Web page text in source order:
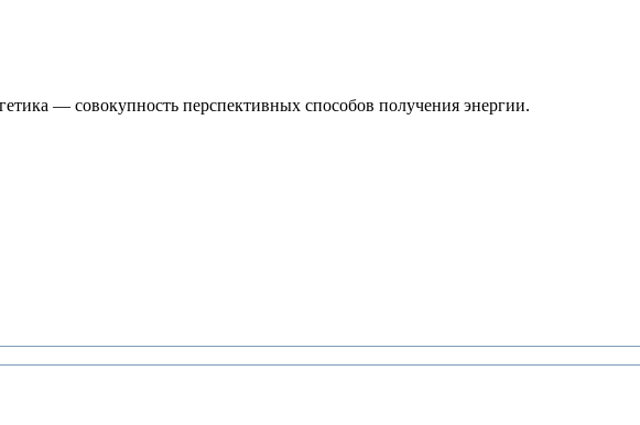
— совокупность перспективных способов получения энергии.